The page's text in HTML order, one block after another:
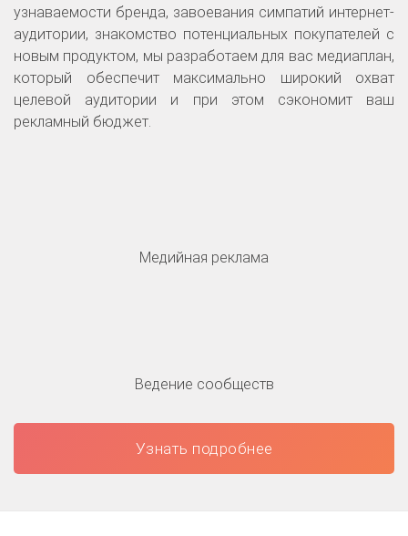
узнаваемости бренда, завоевания симпатий интернет-
аудитории, знакомство потенциальных покупателей с
новым продуктом, мы разработаем для вас медиаплан,
который обеспечит максимально широкий охват
целевой аудитории и при этом сэкономит ваш
рекламный бюджет.
Медийная реклама
Ведение сообществ
Узнать подробнее